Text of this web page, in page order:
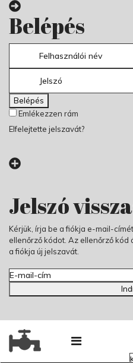
Belépés
Belépés
Emlékezzen rám
Elfelejtette jelszavát?
Jelszó
Kérjük, írja be a fiókja e-mail-
ellenőrző kódot. Az ellenőrző kód
a fiókja új jelszavát.